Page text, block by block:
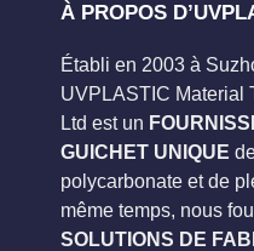
À PROPOS
Établi en 2003 à
UVPLASTIC Material
Ltd est un
GUICHET UNIQUE
polycarbonate et de
même temps, nous
SOLUTIONS DE